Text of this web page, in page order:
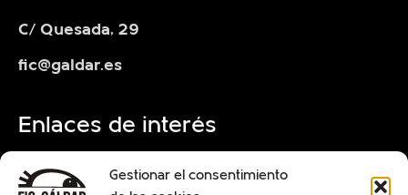
Gestionar el consentimiento
C/ Quesada, 29
fic@galdar.es
Enlaces de interés
Ediciones anteriores